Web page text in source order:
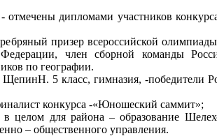
дипломами участников конкурса
призер всероссийской
член сборной команды
по географии.
5 класс, гимназия, -победители
конкурса -«Юношеский саммит»;
целом для района – образование
– общественного управления.